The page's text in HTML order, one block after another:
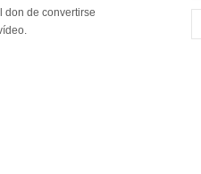
don de convertirse